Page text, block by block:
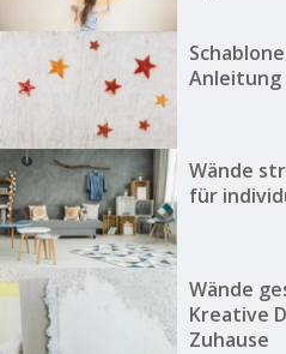
Anleitung
Wände
für
Wände
Kreative
Zuhause